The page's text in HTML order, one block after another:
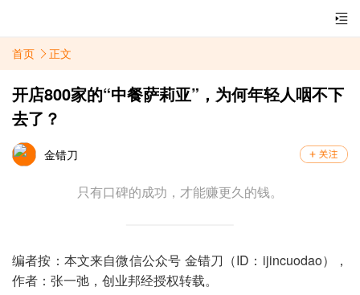
首页 正文
开店800家的“中餐萨莉亚”，为何年轻人咽不下
去了？
金错刀
只有口碑的成功，才能赚更久的钱。
编者按：本文来自微信公众号 金错刀（ID：ijincuodao），
作者：张一弛，创业邦经授权转载。